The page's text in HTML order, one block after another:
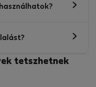
tetszhetnek